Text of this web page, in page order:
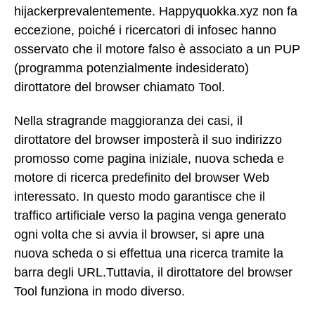
hijackerprevalentemente. Happyquokka.xyz non fa
eccezione, poiché i ricercatori di infosec hanno
osservato che il motore falso è associato a un PUP
(programma potenzialmente indesiderato)
dirottatore del browser chiamato Tool.
Nella stragrande maggioranza dei casi, il
dirottatore del browser imposterà il suo indirizzo
promosso come pagina iniziale, nuova scheda e
motore di ricerca predefinito del browser Web
interessato. In questo modo garantisce che il
traffico artificiale verso la pagina venga generato
ogni volta che si avvia il browser, si apre una
nuova scheda o si effettua una ricerca tramite la
barra degli URL.Tuttavia, il dirottatore del browser
Tool funziona in modo diverso.